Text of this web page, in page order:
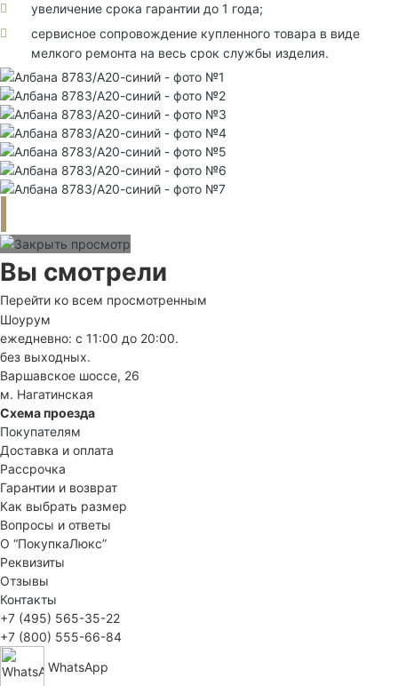
увеличение срока гарантии до 1 года;
сервисное сопровождение купленного товара в виде
мелкого ремонта на весь срок службы изделия.
Вы смотрели
Перейти ко всем просмотренным
Шоурум
ежедневно: с 11:00 до 20:00.
без выходных.
Варшавское шоссе, 26
м. Нагатинская
Схема проезда
Покупателям
Доставка и оплата
Рассрочка
Гарантии и возврат
Как выбрать размер
Вопросы и ответы
О “ПокупкаЛюкс”
Реквизиты
Отзывы
Контакты
+7 (495) 565-35-22
+7 (800) 555-66-84
WhatsApp